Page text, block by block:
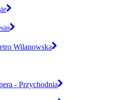
Wilanowska
- Przychodnia